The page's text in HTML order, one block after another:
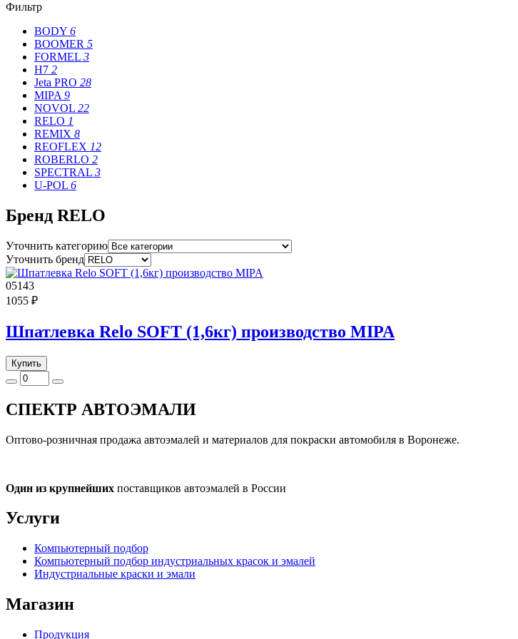
Фильтр
BODY 6
BOOMER 5
FORMEL 3
H7 2
Jeta PRO 28
MIPA 9
NOVOL 22
RELO 1
REMIX 8
REOFLEX 12
ROBERLO 2
SPECTRAL 3
U-POL 6
Бренд RELO
Уточнить категорию
Уточнить бренд
05143
1055 ₽
Шпатлевка Relo SOFT (1,6кг) производство MIPA
Купить
СПЕКТР АВТОЭМАЛИ
Оптово-розничная продажа автоэмалей и материалов для покраски автомобиля в Воронеже.
Один из крупнейших поставщиков автоэмалей в России
Услуги
Компьютерный подбор
Компьютерный подбор индустриальных красок и эмалей
Индустриальные краски и эмали
Магазин
Продукция